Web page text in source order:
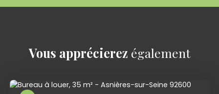
Vous apprécierez également